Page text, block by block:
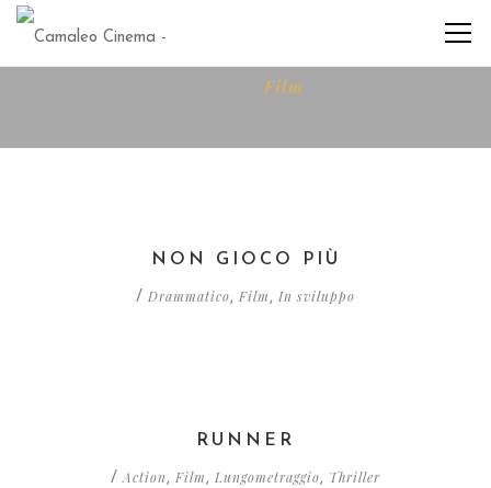
Film
NON GIOCO PIÙ
/ Drammatico, Film , In sviluppo
RUNNER
/Action , Film , Lungometraggio, Thriller